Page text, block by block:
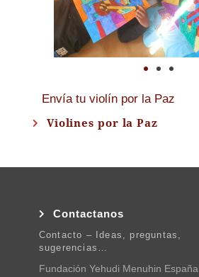
Envía tu violín por la Paz
Violines por la Paz
Contactanos
Contacto – Ideas, preguntas,
sugerencias…
Fundación Yehudi Menuhin España